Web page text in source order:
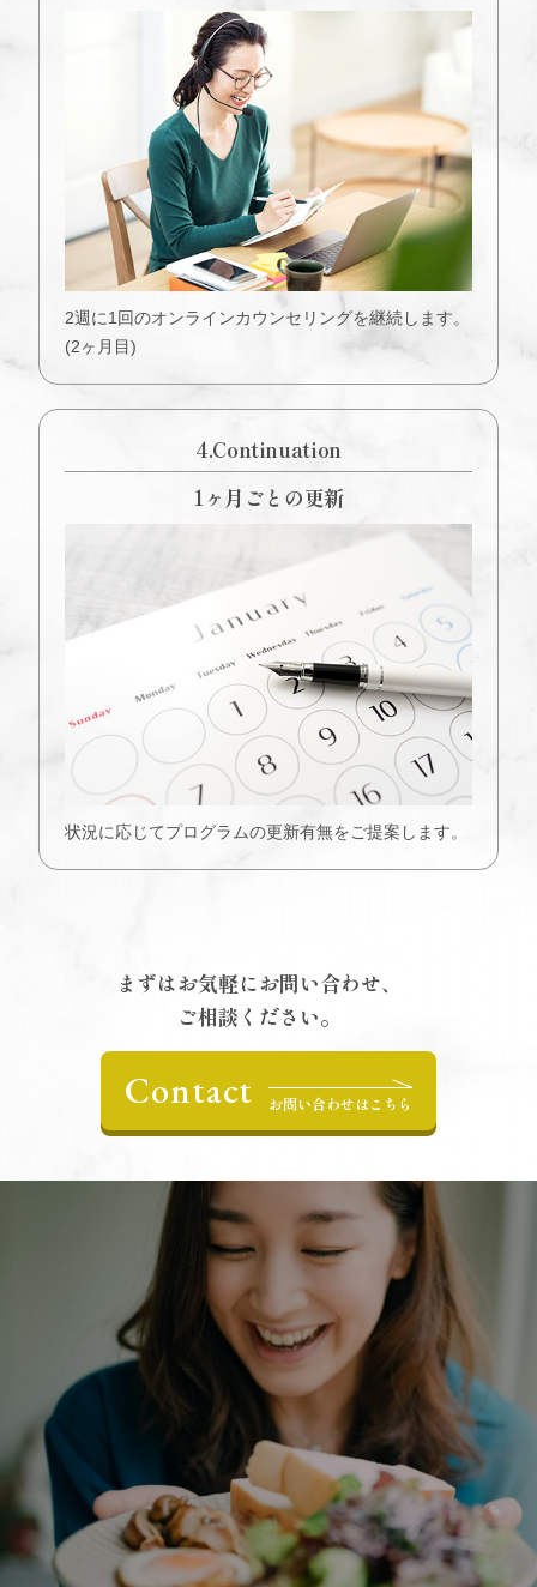
2週に1回のオンラインカウンセリングを継続します。
(2ヶ月目)
4.Continuation
1ヶ月ごとの更新
状況に応じてプログラムの更新有無をご提案します。
まずはお気軽にお問い合わせ、
ご相談ください。
Contact お問い合わせはこちら